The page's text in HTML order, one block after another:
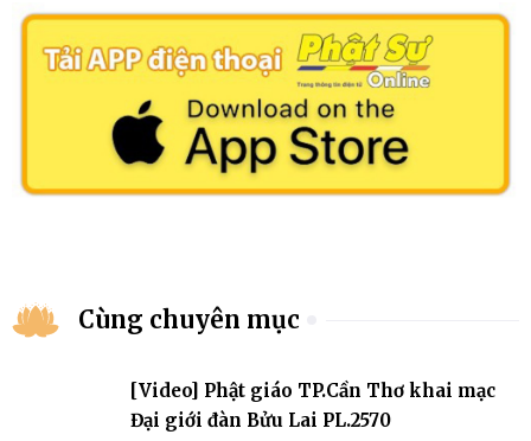
Cùng chuyên mục
[Video] Phật giáo TP.Cần Thơ khai mạc
Đại giới đàn Bửu Lai PL.2570